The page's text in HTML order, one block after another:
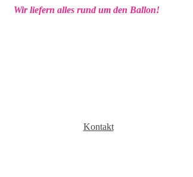
Wir liefern alles rund um den Ballon!
Kontakt